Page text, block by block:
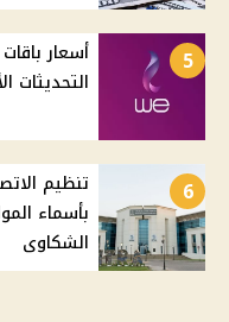
5
التحديثات
6
تنظيم
بأسماء
الشكاوى